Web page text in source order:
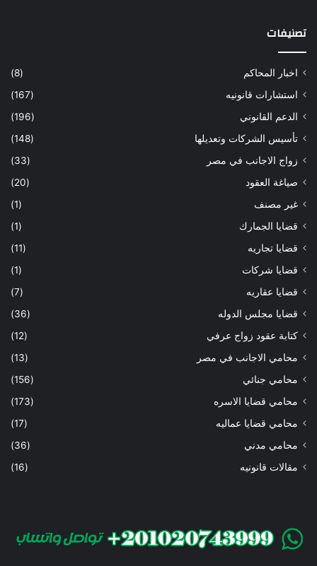
تصنيفات
اخبار المحاكم
(8)
استشارات قانونيه
(167)
الدعم القانوني
(196)
تأسيس الشركات وتعديلها
(148)
زواج الاجانب في مصر
(33)
صياغة العقود
(20)
غير مصنف
(1)
قضايا الجمارك
(1)
قضايا تجاريه
(11)
قضايا شركات
(1)
قضايا عقاريه
(7)
قضايا مجلس الدوله
(36)
كتابة عقود زواج عرفي
(12)
محامي الاجانب في مصر
(13)
محامي جنائي
(156)
محامي قضايا الاسره
(173)
محامي قضايا عماليه
(17)
محامي مدني
(36)
مقالات قانونيه
(16)